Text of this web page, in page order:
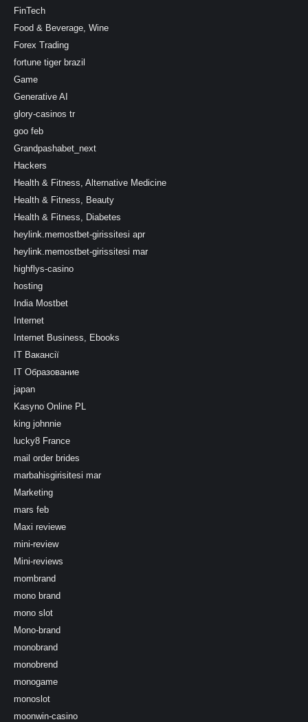
FinTech
Food & Beverage, Wine
Forex Trading
fortune tiger brazil
Game
Generative AI
glory-casinos tr
goo feb
Grandpashabet_next
Hackers
Health & Fitness, Alternative Medicine
Health & Fitness, Beauty
Health & Fitness, Diabetes
heylink.memostbet-girissitesi apr
heylink.memostbet-girissitesi mar
highflys-casino
hosting
India Mostbet
Internet
Internet Business, Ebooks
IT Вакансії
IT Образование
japan
Kasyno Online PL
king johnnie
lucky8 France
mail order brides
marbahisgirisitesi mar
Marketing
mars feb
Maxi reviewe
mini-review
Mini-reviews
mombrand
mono brand
mono slot
Mono-brand
monobrand
monobrend
monogame
monoslot
moonwin-casino